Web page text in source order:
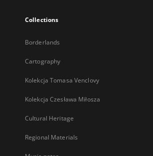
Collections
Borderlands
Cartography
Kolekcja Tomasa Venclovy
Kolekcja Czesława Miłosza
Cultural Heritage
Regional Materials